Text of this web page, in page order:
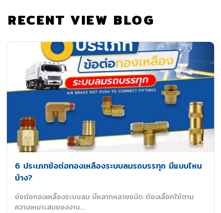
RECENT VIEW BLOG
6 ประเภทข้อต่อทองเหลืองระบบลมรถบรรทุก มีแบบไหน
บ้าง?
ข้อต่อทองเหลืองระบบลม มีหลากหลายชนิด ต้องเลือกใช้ตาม
ความเหมาะสมของงาน…